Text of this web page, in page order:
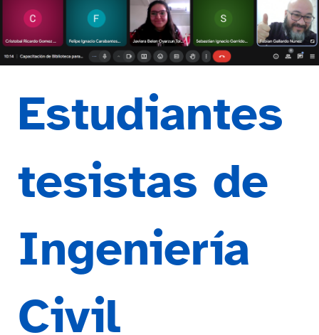
Estudiantes
tesistas de
Ingeniería
Civil